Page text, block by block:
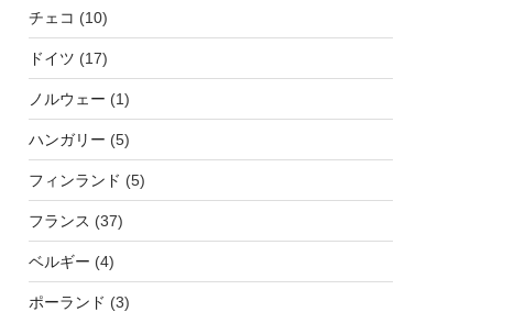
チェコ (10)
ドイツ (17)
ノルウェー (1)
ハンガリー (5)
フィンランド (5)
フランス (37)
ベルギー (4)
ポーランド (3)